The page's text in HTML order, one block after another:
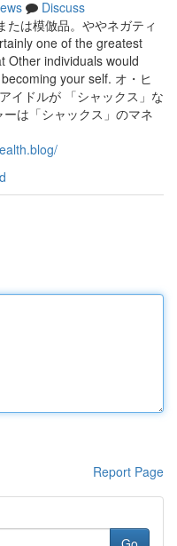
Discuss
たは模倣品。ややネガティ
one of the greatest
Other individuals would
your self. オ・ヒ
イドルが 「シャックス」な
は「シャックス」のマネ
Report Page